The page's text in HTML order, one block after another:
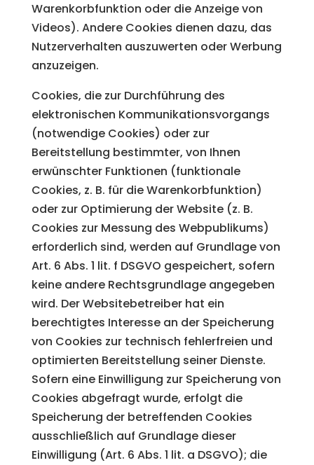
Warenkorbfunktion oder die Anzeige von
Videos). Andere Cookies dienen dazu, das
Nutzerverhalten auszuwerten oder Werbung
anzuzeigen.
Cookies, die zur Durchführung des
elektronischen Kommunikationsvorgangs
(notwendige Cookies) oder zur
Bereitstellung bestimmter, von Ihnen
erwünschter Funktionen (funktionale
Cookies, z. B. für die Warenkorbfunktion)
oder zur Optimierung der Website (z. B.
Cookies zur Messung des Webpublikums)
erforderlich sind, werden auf Grundlage von
Art. 6 Abs. 1 lit. f DSGVO gespeichert, sofern
keine andere Rechtsgrundlage angegeben
wird. Der Websitebetreiber hat ein
berechtigtes Interesse an der Speicherung
von Cookies zur technisch fehlerfreien und
optimierten Bereitstellung seiner Dienste.
Sofern eine Einwilligung zur Speicherung von
Cookies abgefragt wurde, erfolgt die
Speicherung der betreffenden Cookies
ausschließlich auf Grundlage dieser
Einwilligung (Art. 6 Abs. 1 lit. a DSGVO); die